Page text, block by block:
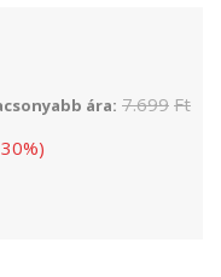
ára: 7.699 Ft
30%)